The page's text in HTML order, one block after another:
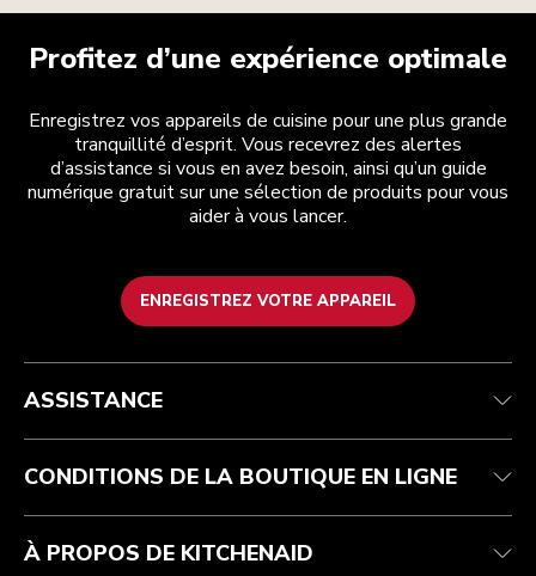
Profitez d’une expérience optimale
Enregistrez vos appareils de cuisine pour une plus grande
tranquillité d’esprit. Vous recevrez des alertes
d’assistance si vous en avez besoin, ainsi qu’un guide
numérique gratuit sur une sélection de produits pour vous
aider à vous lancer.
ENREGISTREZ VOTRE APPAREIL
Health Check
Suivez votre commande
Garantie et documents
FAQ
Conditions générales de vente
Retours et remboursements
Imprint
ODR
La marque
Trouver une boutique
ASSISTANCE
CONDITIONS DE LA BOUTIQUE EN LIGNE
À PROPOS DE KITCHENAID